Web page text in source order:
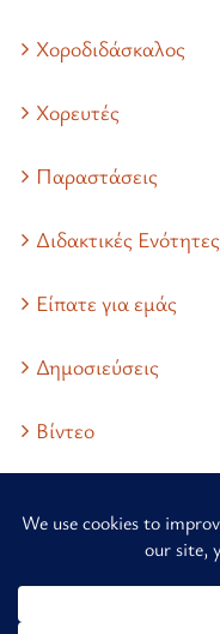
Χοροδιδάσκαλος
Χορευτές
Παραστάσεις
Διδακτικές Ενότητες
Είπατε για εμάς
Δημοσιεύσεις
Βίντεο